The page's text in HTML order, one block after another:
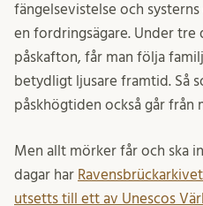
fängelsevistelse och
en fordringsägare. Under tre
påskafton, får man följa
betydligt ljusare framtid. Så
påskhögtiden också går från
Men allt mörker får och ska
dagar har
utsetts till ett av Unescos